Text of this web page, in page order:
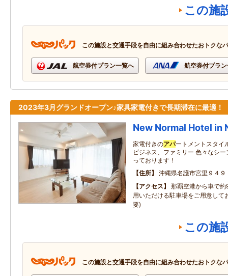
この施
この施設と交通手段を自由に組み合わせたおトクな
航空券付プラン一覧へ 航空券付プラ
2023年3月グランドオープン♪家具家電付きで長期滞在に最適！
New Normal Hotel in
家電付きのアパートメントスタイ
ビジネス、ファミリー 色々なシ
っております！
住所
沖縄県名護市宮里９４９
アクセス
那覇空港から車で
用いただける駐車場をご用意して
要)
この施
この施設と交通手段を自由に組み合わせたおトクな